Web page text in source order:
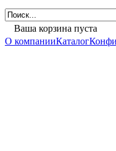
Ваша корзина пуста
О компанииКаталог